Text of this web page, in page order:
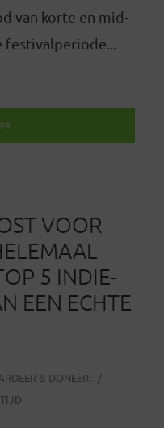
van korte en mid-
VOOR
5 INDIE-
EEN ECHTE
& DONEER!